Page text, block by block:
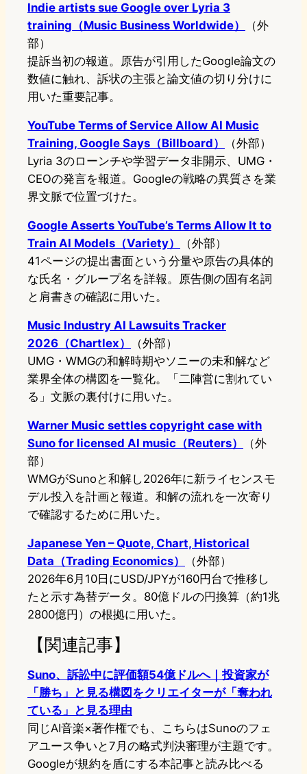
Indie artists sue Google over Lyria 3
training（Music Business Worldwide）
（外
部）
提訴当初の報道。原告が引用したGoogle論文の
数値に触れ、訴状の主張と論文値の切り分けに
用いた重要記事。
YouTube Terms of Service Allow AI Music
Training, Google Says（Billboard）
（外部）
Lyria 3のローンチや学習データ非開示、UMG・
CEOの発言を報道。Googleの戦略の異質さを業
界文脈で位置づけた。
Google Asserts YouTube’s Terms Allow It to
Train AI Models（Variety）
（外部）
41ページの提出書面という分量や原告の具体的
な氏名・グループ名を詳報。原告側の固有名詞
と肩書きの確認に用いた。
Music Industry AI Lawsuits Tracker
2026（Chartlex）
（外部）
UMG・WMGの和解時期やソニーの未和解など
業界全体の構図を一覧化。「二陣営に割れてい
る」文脈の裏付けに用いた。
Warner Music settles copyright case with
Suno for licensed AI music（Reuters）
（外
部）
WMGがSunoと和解し2026年に新ライセンスモ
デル投入を計画と報道。和解の流れを一次寄り
で確認するために用いた。
Japanese Yen – Quote, Chart, Historical
Data（Trading Economics）
（外部）
2026年6月10日にUSD/JPYが160円台で推移し
たと示す為替データ。80億ドルの円換算（約1兆
2800億円）の根拠に用いた。
【関連記事】
Suno、訴訟中に評価額54億ドルへ｜投資家が
「勝ち」と見る構図をクリエイターが「奪われ
ている」と見る理由
同じAI音楽×著作権でも、こちらはSunoのフェ
アユース争いと7月の略式判決審理が主題です。
Googleが規約を盾にする本記事と読み比べる